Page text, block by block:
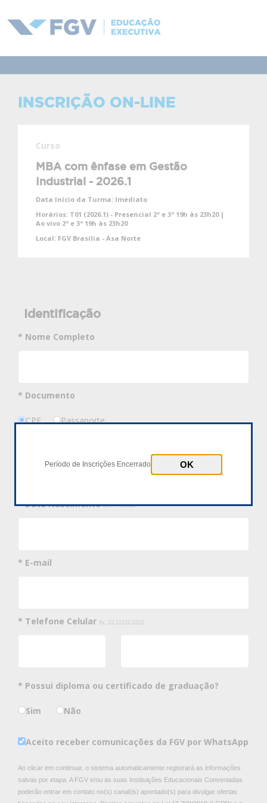
INSCRIÇÃO ON-LINE
Curso
MBA com ênfase em Gestão
Industrial - 2026.1
Data Início da Turma: Imediato
Horários: T01 (2026.1) - Presencial 2ª e 3ª 19h às 23h20 |
Ao vivo 2ª e 3ª 19h às 23h20
Local: FGV Brasília - Asa Norte
Identificação
* Nome Completo
* Documento
CPF Passaporte
* Data Nascimento dd/mm/aaaa
* E-mail
* Telefone Celular Ex.: 22 22222-2222
* Possui diploma ou certificado de graduação?
Sim Não
Aceito receber comunicações da FGV por WhatsApp
Ao clicar em continuar, o sistema automaticamente registrará as informações
salvas por etapa. A FGV e/ou as suas Instituições Educacionais Conveniadas
poderão entrar em contato no(s) canal(is) apontado(s) para divulgar ofertas
Período de Inscrições Encerrado